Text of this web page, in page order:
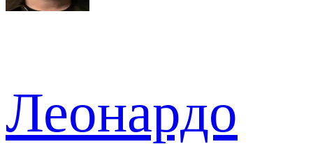
Леонардо